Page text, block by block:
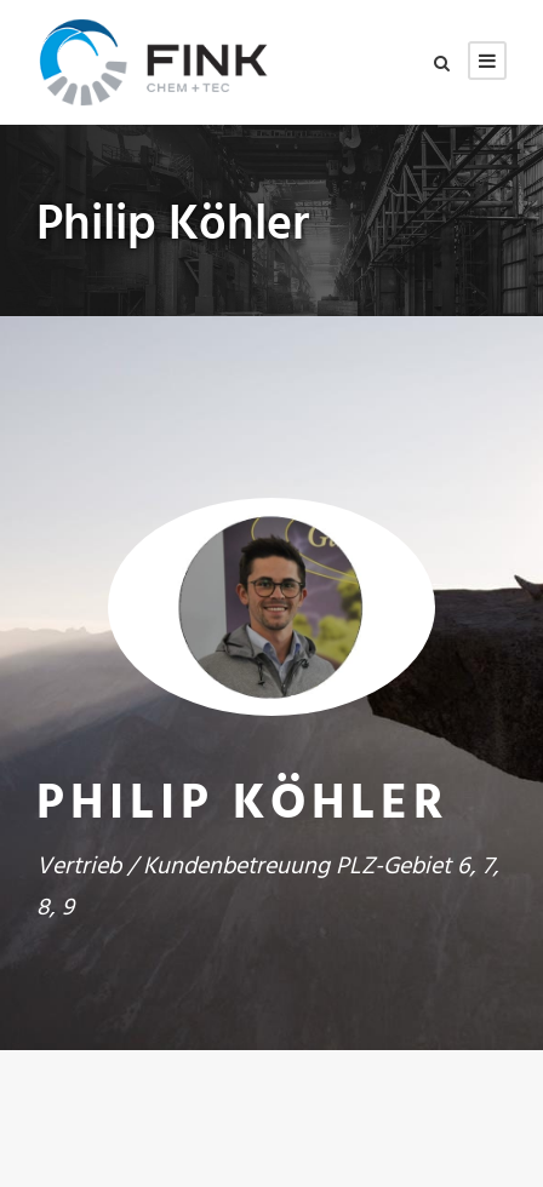
Philip Köhler
PHILIP KÖHLER
Vertrieb / Kundenbetreuung PLZ-Gebiet 6, 7,
8, 9